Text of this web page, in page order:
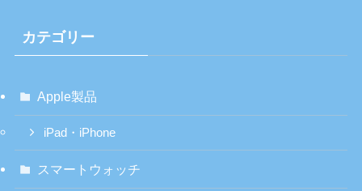
カテゴリー
Apple製品
iPad・iPhone
スマートウォッチ